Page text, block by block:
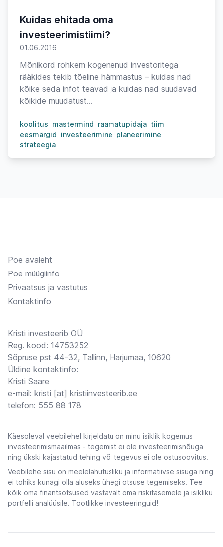
Kuidas ehitada oma
investeerimistiimi?
01.06.2016
Mõnikord rohkem kogenenud investoritega
rääkides tekib tõeline hämmastus – kuidas nad
kõike seda infot teavad ja kuidas nad suudavad
kõikide muudatust...
koolitus mastermind raamatupidaja tiim
eesmärgid investeerimine planeerimine
strateegia
Poe avaleht
Poe müügiinfo
Privaatsus ja vastutus
Kontaktinfo
Kristi investeerib OÜ
Reg. kood: 14753252
Sõpruse pst 44-32, Tallinn, Harjumaa, 10620
Üldine kontaktinfo:
Kristi Saare
e-mail: kristi [at] kristiinvesteerib.ee
telefon: 555 88 178
Käesoleval veebilehel kirjeldatu on minu isiklik kogemus
investeerimismaailmas - tegemist ei ole investeerimisnõuga
ning ükski kajastatud tehing või tegevus ei ole ostusoovitus.
Veebilehe sisu on meelelahutusliku ja informatiivse sisuga ning
ei tohiks kunagi olla aluseks ühegi otsuse tegemiseks. Tee
kõik oma finantsotsused vastavalt oma riskitasemele ja isikliku
portfelli analüüsile. Tootlikke investeeringuid!